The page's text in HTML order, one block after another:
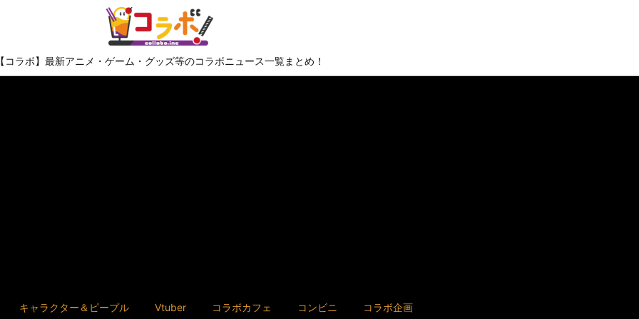
【コラボ】最新アニメ・ゲーム・グッズ等のコラボニュース一覧まとめ！
キャラクター＆ピープル Vtuber コラボカフェ コンビニ コラボ企画